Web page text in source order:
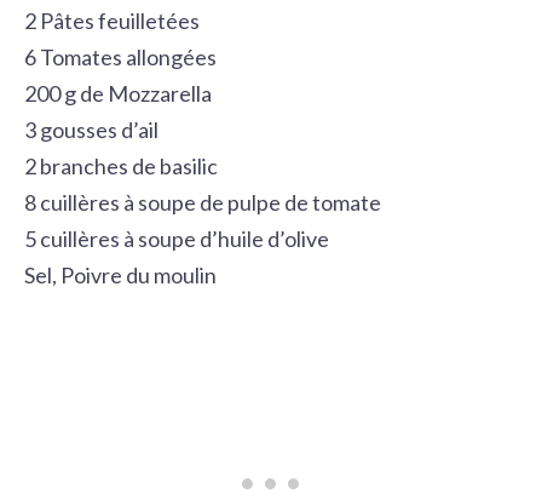
2 Pâtes feuilletées
6 Tomates allongées
200 g de Mozzarella
3 gousses d’ail
2 branches de basilic
8 cuillères à soupe de pulpe de tomate
5 cuillères à soupe d’huile d’olive
Sel, Poivre du moulin